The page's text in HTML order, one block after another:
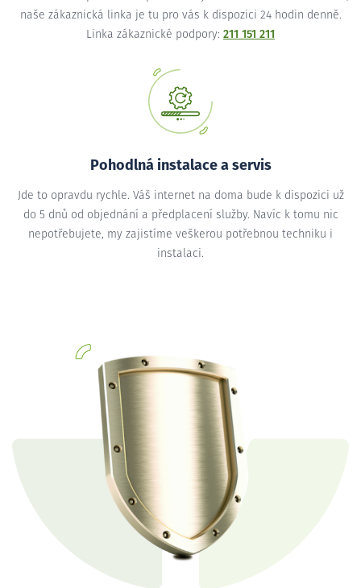
naše zákaznická linka je tu pro vás k dispozici 24 hodin denně.
Linka zákaznické podpory: 211 151 211
Pohodlná instalace a servis
Jde to opravdu rychle. Váš internet na doma bude k dispozici už
do 5 dnů od objednání a předplacení služby. Navíc k tomu nic
nepotřebujete, my zajistíme veškerou potřebnou techniku i
instalaci.